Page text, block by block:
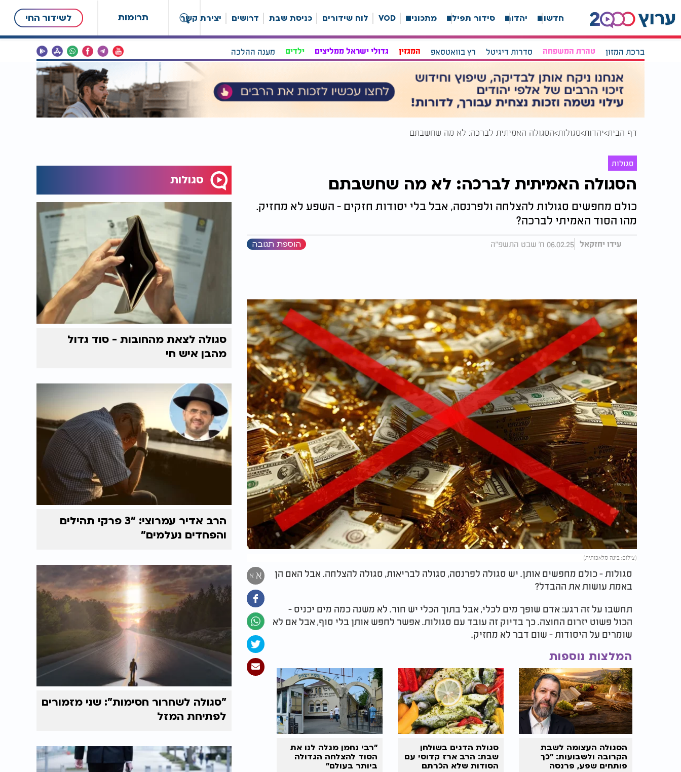
תרומות לשידור החי חדשות יהדות סידור תפילה מתכונים VOD לוח שידורים כניסת שבת דרושים יצירת קשר
ברכת המזון טהרת המשפחה סדרות דיגיטל רץ בוואטסאפ המגזין גדולי ישראל ממליצים ילדים מענה ההלכה
דף הבית יהדות סגולות הסגולה האמיתית לברכה: לא מה שחשבתם
סגולות
הסגולה האמיתית לברכה: לא מה שחשבתם
כולם מחפשים סגולות להצלחה ולפרנסה, אבל בלי יסודות חזקים - השפע לא מחזיק.
מהו הסוד האמיתי לברכה?
עידו יחזקאל 06.02.25 ח' שבט התשפ"ה הוספת תגובה
(צילום: בינה מלאכותית)
א א
סגולות - כולם מחפשים אותן. יש סגולה לפרנסה, סגולה לבריאות, סגולה להצלחה. אבל האם הן
באמת עושות את ההבדל?
תחשבו על זה רגע: אדם שופך מים לכלי, אבל בתוך הכלי יש חור. לא משנה כמה מים יכניס -
הכול פשוט יזרום החוצה. כך בדיוק זה עובד עם סגולות. אפשר לחפש אותן בלי סוף, אבל אם לא
שומרים על היסודות - שום דבר לא מחזיק.
המלצות נוספות
הסגולה העצומה לשבת
הקרובה ולשבועות: "כך
פותחים שפע, פרנסה
סגולת הדגים בשולחן
שבת: הרב ארז קדוסי עם
הסודות שלא הכרתם
"רבי נחמן מגלה לנו את
הסוד להצלחה הגדולה
ביותר בעולם"
סגולות
סגולה לצאת מהחובות - סוד גדול
מהבן איש חי
הרב אדיר עמרוצי: "3 פרקי תהילים
והפחדים נעלמים"
"סגולה לשחרור חסימות": שני מזמורים
לפתיחת המזל